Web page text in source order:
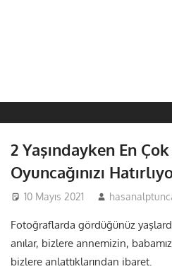
2 Yaşındayken En
Oyuncağınızı
10 Mayıs 2021
Fotoğraflarda gördüğünüz
anılar, bizlere annemizin,
bizlere anlattıklarından ibaret.